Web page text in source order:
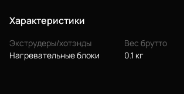
Характеристики
Экструдеры/хотэнды
Нагревательные блоки
Вес брутто
0.1 кг
Еще